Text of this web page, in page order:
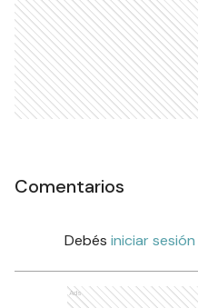
Comentarios
Debés iniciar sesión
Ads